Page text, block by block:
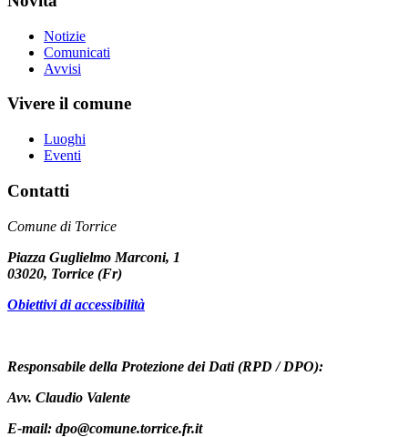
Notizie
Comunicati
Avvisi
Vivere il comune
Luoghi
Eventi
Contatti
Comune di Torrice
Piazza Guglielmo Marconi, 1
03020, Torrice (Fr)
Obiettivi di accessibilità
Responsabile della Protezione dei Dati (RPD / DPO):
Avv. Claudio Valente
E-mail: dpo@comune.torrice.fr.it